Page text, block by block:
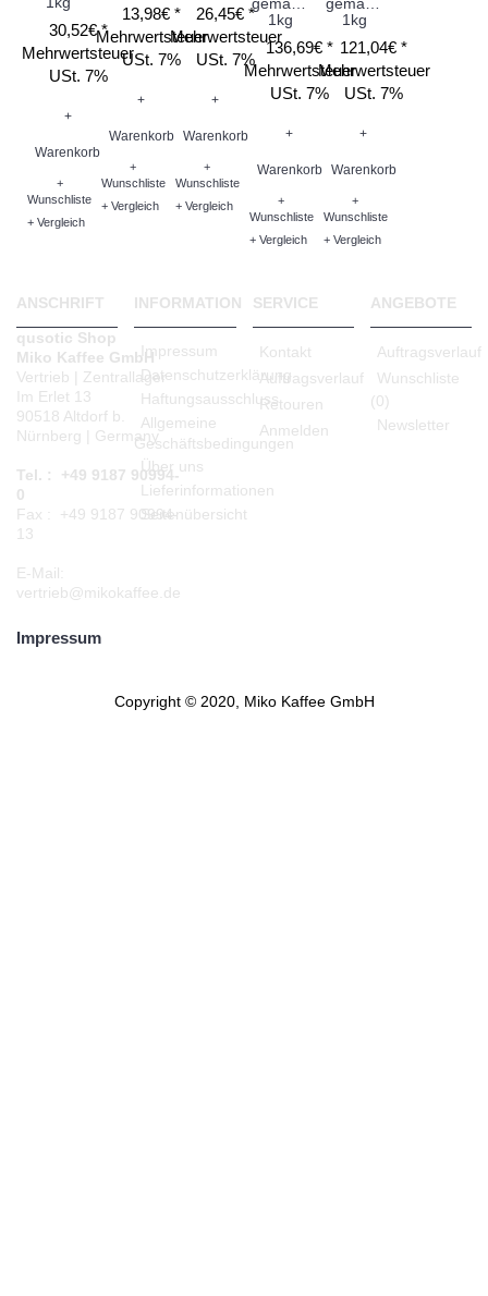
30,52€ *
Mehrwertsteuer
USt. 7%
+
Warenkorb
+
Wunschliste
+ Vergleich
13,98€ *
Mehrwertsteuer
USt. 7%
+
Warenkorb
+
Wunschliste
+ Vergleich
26,45€ *
Mehrwertsteuer
USt. 7%
+
Warenkorb
+
Wunschliste
+ Vergleich
1kg
136,69€ *
Mehrwertsteuer
USt. 7%
+
Warenkorb
+
Wunschliste
+ Vergleich
1kg
121,04€ *
Mehrwertsteuer
USt. 7%
+
Warenkorb
+
Wunschliste
+ Vergleich
ANSCHRIFT
qusotic Shop
Miko Kaffee GmbH
Vertrieb | Zentrallager
Im Erlet 13
90518 Altdorf b.
Nürnberg | Germany
Tel. : +49 9187 90994-
0
Fax : +49 9187 90994-
13
E-Mail:
vertrieb@mikokaffee.de
INFORMATION
Impressum
Datenschutzerklärung
Haftungsausschluss
Allgemeine
Geschäftsbedingungen
Über uns
Lieferinformationen
Seitenübersicht
SERVICE
Kontakt
Auftragsverlauf
Retouren
Anmelden
ANGEBOTE
Auftragsverlauf
Wunschliste
(0)
Newsletter
Impressum
Copyright © 2020, Miko Kaffee GmbH